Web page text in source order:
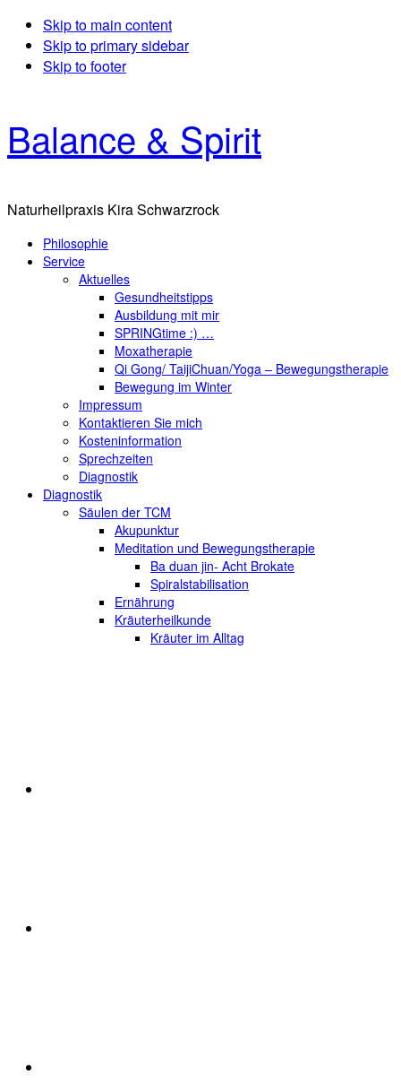
Skip to main content
Skip to primary sidebar
Skip to footer
Balance & Spirit
Naturheilpraxis Kira Schwarzrock
Philosophie
Service
Aktuelles
Gesundheitstipps
Ausbildung mit mir
SPRINGtime :) …
Moxatherapie
Qi Gong/ TaijiChuan/Yoga – Bewegungstherapie
Bewegung im Winter
Impressum
Kontaktieren Sie mich
Kosteninformation
Sprechzeiten
Diagnostik
Diagnostik
Säulen der TCM
Akupunktur
Meditation und Bewegungstherapie
Ba duan jin- Acht Brokate
Spiralstabilisation
Ernährung
Kräuterheilkunde
Kräuter im Alltag